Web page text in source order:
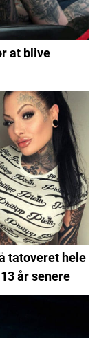
at blive
tatoveret hele
år senere